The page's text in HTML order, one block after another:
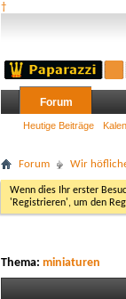
†
Forum
Heutige Beiträge
Forum Wir
Wenn dies Ihr erster
'Registrieren', um den
Thema: miniaturen